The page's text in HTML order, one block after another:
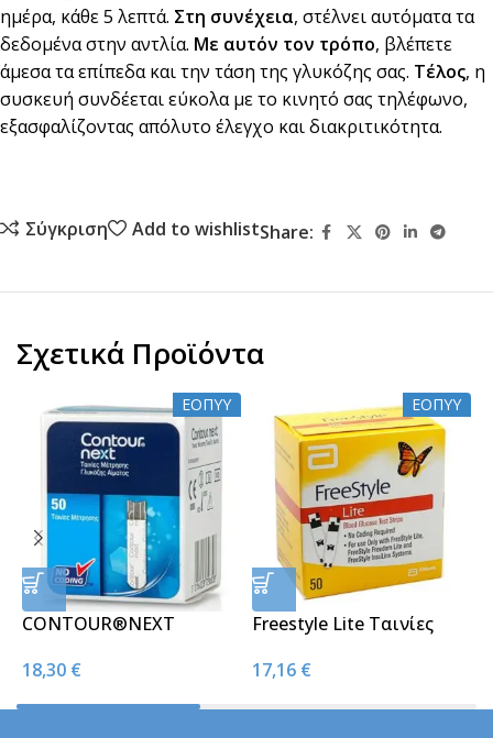
ημέρα, κάθε 5 λεπτά. Στη συνέχεια, στέλνει αυτόματα τα
δεδομένα στην αντλία. Με αυτόν τον τρόπο, βλέπετε
άμεσα τα επίπεδα και την τάση της γλυκόζης σας. Τέλος, η
συσκευή συνδέεται εύκολα με το κινητό σας τηλέφωνο,
εξασφαλίζοντας απόλυτο έλεγχο και διακριτικότητα.
Σύγκριση Add to wishlistShare:
Σχετικά Προϊόντα
ΕΟΠΥΥ
CONTOUR®ΝΕΧΤ
Σακχάρου 50strips
18,30 €
ΕΟΠΥΥ
Freestyle Lite Ταινίες
50τμχ
17,16 €